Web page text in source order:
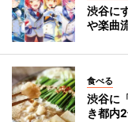
渋谷に
や楽曲
食べる
渋谷に
き都内